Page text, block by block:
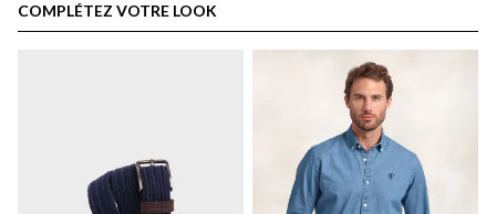
COMPLÉTEZ VOTRE LOOK